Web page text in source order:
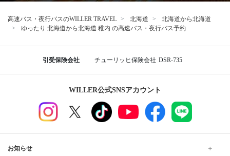
高速バス・夜行バスのWILLER TRAVEL 北海道
北海道から北海道
ゆったり 北海道から北海道 稚内 の高速バス・夜行バス予約
引受保険会社 チューリッヒ保険会社 DSR-735
WILLER公式SNSアカウント
お知らせ